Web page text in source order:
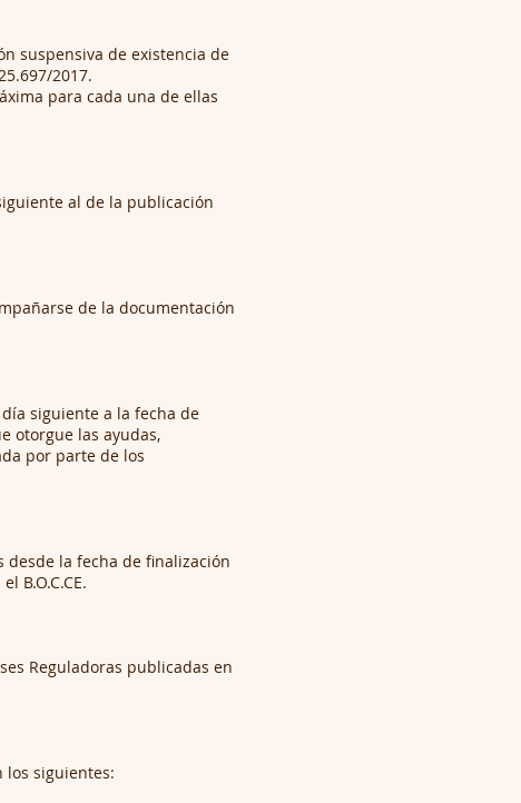
suspensiva de existencia de
2017.
para cada una de ellas
al de la publicación
de la documentación
siguiente a la fecha de
otorgue las ayudas,
por parte de los
desde la fecha de finalización
B.O.C.CE.
Reguladoras publicadas en
los siguientes: